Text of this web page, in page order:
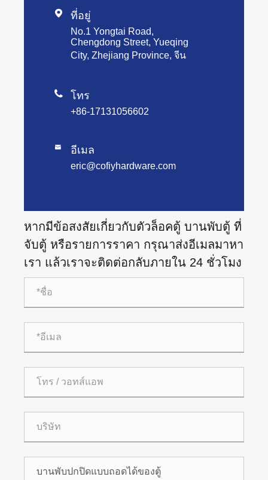
 ที่อยู่
No.1 Yongtai Road,
Chengdong Street, Yueqing
City, Zhejiang Province, จีน
 โทร
+86-17131056602
 อีเมล
eric@cofiyhardware.com
หากมีข้อสงสัยเกี่ยวกับตัวล็อคตู้ บานพับตู้ ที่
จับตู้ หรือรายการราคา กรุณาส่งอีเมลมาหา
เรา แล้วเราจะติดต่อกลับภายใน 24 ชั่วโมง